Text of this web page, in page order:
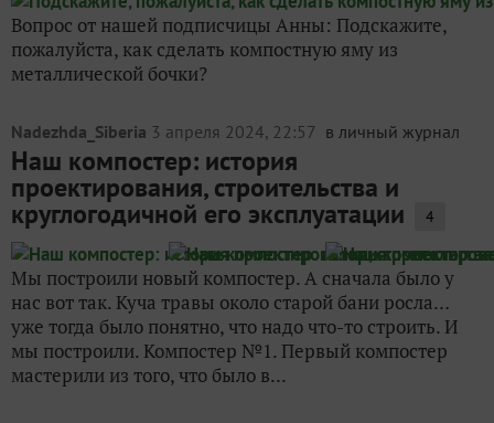
Вопрос от нашей подписчицы Анны: Подскажите,
пожалуйста, как сделать компостную яму из
металлической бочки?
Nadezhda_Siberia 3 апреля 2024, 22:57 в личный журнал
Наш компостер: история
проектирования, строительства и
круглогодичной его эксплуатации 4
Мы построили новый компостер. А сначала было у
нас вот так. Куча травы около старой бани росла…
уже тогда было понятно, что надо что-то строить. И
мы построили. Компостер №1. Первый компостер
мастерили из того, что было в...